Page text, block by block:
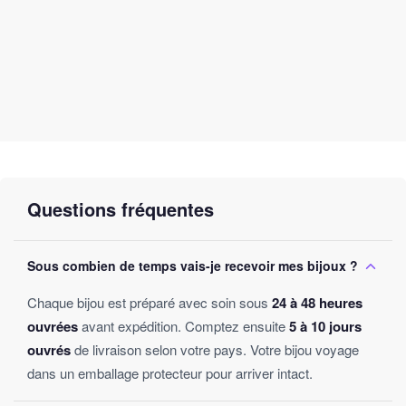
Questions fréquentes
Sous combien de temps vais-je recevoir mes bijoux ?
Chaque bijou est préparé avec soin sous 24 à 48 heures
ouvréesavant expédition. Comptez ensuite5 à 10 jours
ouvrésde livraison selon votre pays. Votre bijou voyage
dans un emballage protecteur pour arriver intact.